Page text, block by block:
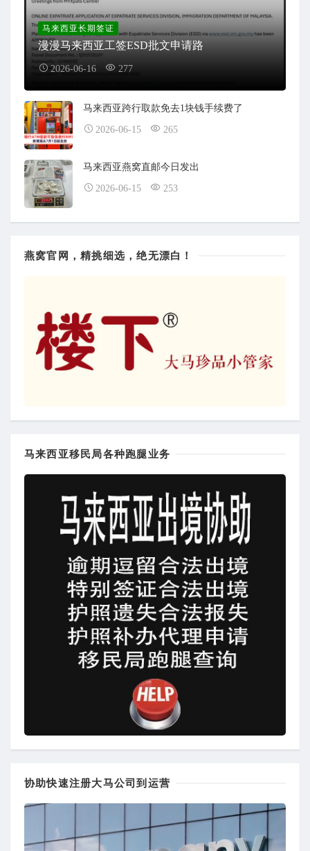
马来西亚长期签证
漫漫马来西亚工签ESD批文申请路
2026-06-16 277
马来西亚跨行取款免去1块钱手续费了
2026-06-15 265
马来西亚燕窝直邮今日发出
2026-06-15 253
燕窝官网，精挑细选，绝无漂白！
马来西亚移民局各种跑腿业务
协助快速注册大马公司到运营